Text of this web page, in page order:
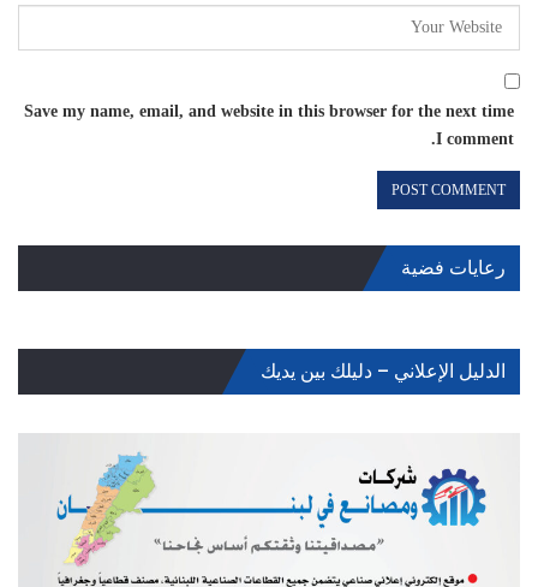
Save my name, email, and website in this browser for the next time
I comment.
رعايات فضية
الدليل الإعلاني – دليلك بين يديك